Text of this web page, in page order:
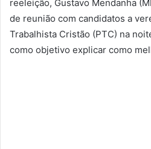
reeleição, Gustavo Mendanha
de reunião com candidatos a
Trabalhista Cristão (PTC) na
como objetivo explicar como